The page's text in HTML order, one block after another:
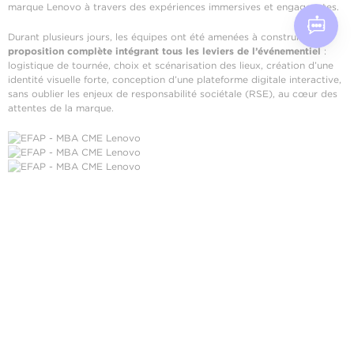
marque Lenovo à travers des expériences immersives et engageantes.
Durant plusieurs jours, les équipes ont été amenées à construire une
proposition complète intégrant tous les leviers de l’événementiel:
logistique de tournée, choix et scénarisation des lieux, création d’une
identité visuelle forte, conception d’une plateforme digitale interactive,
sans oublier les enjeux de responsabilité sociétale (RSE), au cœur des
attentes de la marque.